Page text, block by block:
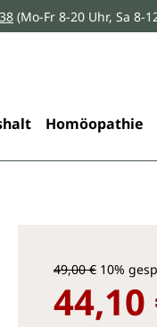
(Mo-Fr 8-20 Uhr, Sa 8-
Homöopathie
49,00 € 10%
44,10